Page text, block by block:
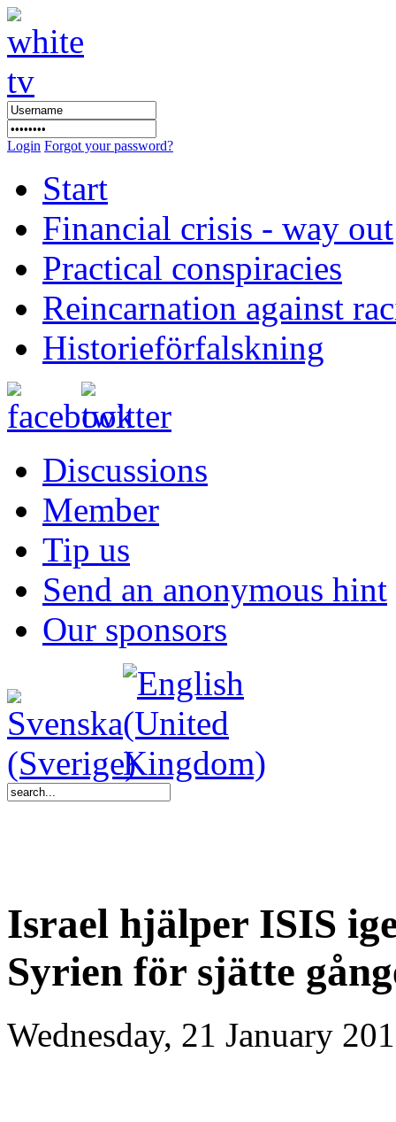
Login Forgot your password?
Start
Financial crisis - way out
Practical conspiracies
Reincarnation against
Historieförfalskning
Discussions
Member
Tip us
Send an anonymous hint
Our sponsors
Israel hjälper ISIS
Syrien för sjätte
Wednesday, 21 January